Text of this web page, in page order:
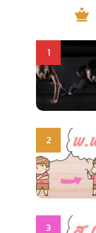
1
2
3